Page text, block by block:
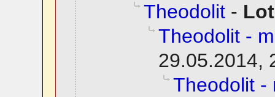
Theodolit-
Theodolit -
29.05.2014,
Theodolit -